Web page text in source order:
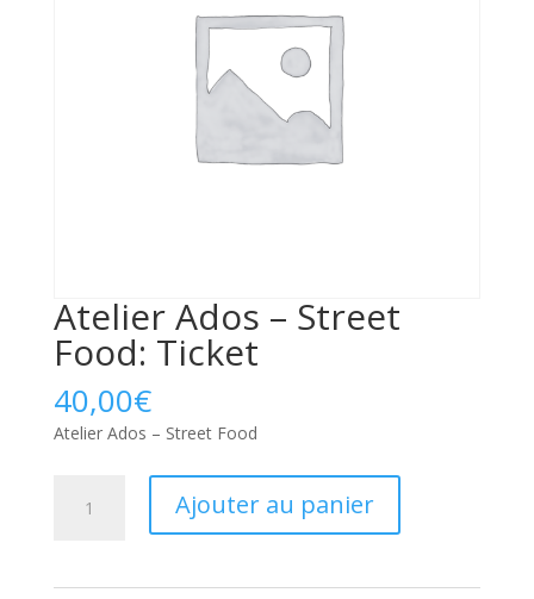
Atelier Ados – Street
Food: Ticket
40,00€
Atelier Ados – Street Food
Ajouter au panier